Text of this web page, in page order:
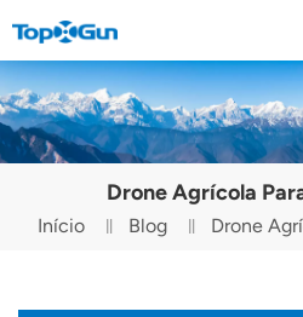
CONTACTE-NOS
English
Español
Drone Agrícola
Início Blog Drone